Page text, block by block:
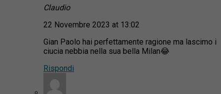
Claudio
22 Novembre 2023 at 13:02
Gian Paolo hai perfettamente ragione ma lascimo i
ciucia nebbia nella sua bella Milan😂
Rispondi